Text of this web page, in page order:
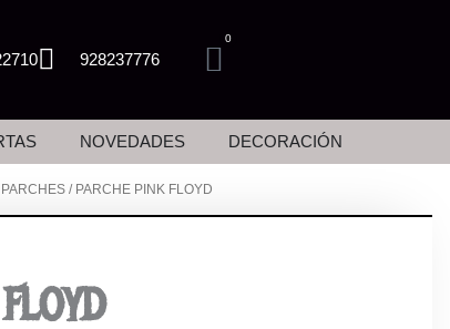
928237776
0
Carrito
NOVEDADES DECORACIÓN
PARCHES / PARCHE PINK FLOYD